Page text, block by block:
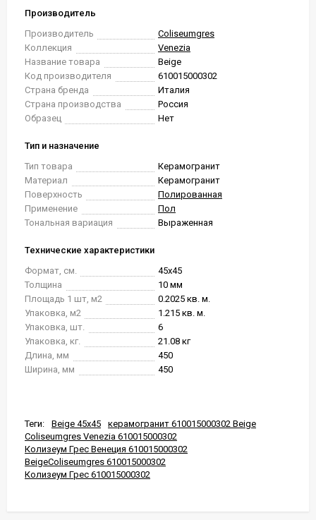
Производитель
Производитель
Coliseumgres
Коллекция
Venezia
Название товара
Beige
Код производителя
610015000302
Страна бренда
Италия
Страна производства
Россия
Образец
Нет
Тип и назначение
Тип товара
Керамогранит
Материал
Керамогранит
Поверхность
Полированная
Применение
Пол
Тональная вариация
Выраженная
Технические характеристики
Формат, см.
45x45
Толщина
10 мм
Площадь 1 шт, м2
0.2025 кв. м.
Упаковка, м2
1.215 кв. м.
Упаковка, шт.
6
Упаковка, кг.
21.08 кг
Длина, мм
450
Ширина, мм
450
Теги: Beige 45x45
керамогранит 610015000302 Beige
Coliseumgres Venezia 610015000302
Колизеум Грес Венеция 610015000302
BeigeColiseumgres 610015000302
Колизеум Грес 610015000302